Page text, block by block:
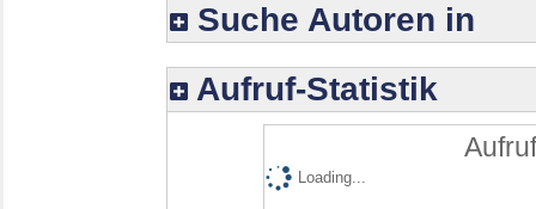
Suche Autoren in
Aufruf-Statistik
Loading...